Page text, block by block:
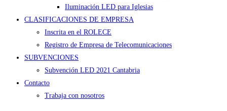
Iluminación LED para Iglesias
CLASIFICACIONES DE EMPRESA
Inscrita en el ROLECE
Registro de Empresa de Telecomunicaciones
SUBVENCIONES
Subvención LED 2021 Cantabria
Contacto
Trabaja con nosotros